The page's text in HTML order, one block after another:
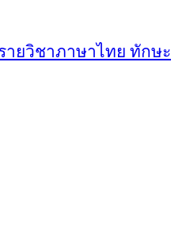
ยวิชาภาษาไทย ทักษะ